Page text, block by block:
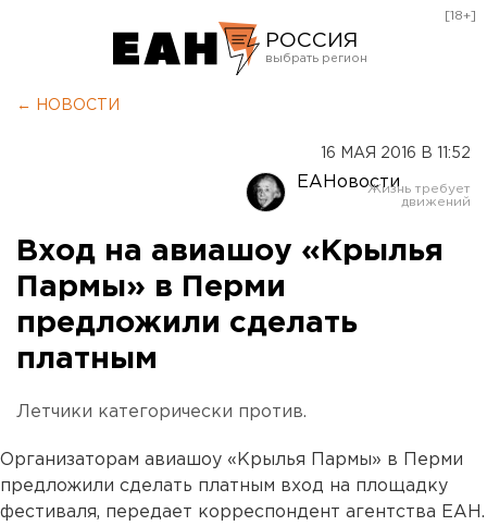
РОССИЯ
Оренбург
[18+]
← НОВОСТИ
16 МАЯ 2016 В 11:52
ЕАНовости
Вход на авиашоу «Крылья
Пармы» в Перми
предложили сделать
платным
Летчики категорически против.
Организаторам авиашоу «Крылья Пармы» в Перми
предложили сделать платным вход на площадку
фестиваля, передает корреспондент агентства ЕАН.